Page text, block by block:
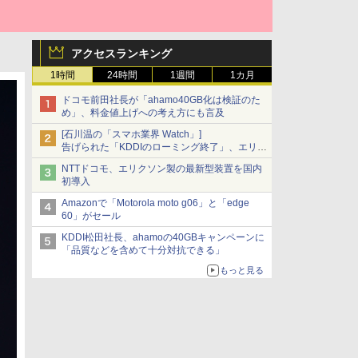
アクセスランキング
1時間 24時間 1週間 1カ月
ドコモ前田社長が「ahamo40GB化は検証のた
め」、料金値上げへの考え方にも言及
[石川温の「スマホ業界 Watch」]
告げられた「KDDIのローミング終了」、エリア
マップの落とし穴と楽天モバイルの課題
NTTドコモ、エリクソン製の最新型装置を国内
初導入
Amazonで「Motorola moto g06」と「edge
60」がセール
KDDI松田社長、ahamoの40GBキャンペーンに
「品質などを含めて十分対抗できる」
もっと見る